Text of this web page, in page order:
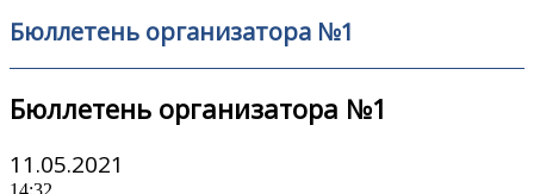
Бюллетень организатора №1
Бюллетень организатора №1
11.05.2021
14:32